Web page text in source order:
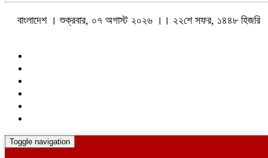
বাংলাদেশ । শুক্রবার, ০৭ অগাস্ট ২০২৬ ।। ২২শে সফর, ১৪৪৮ হিজরি
Toggle navigation